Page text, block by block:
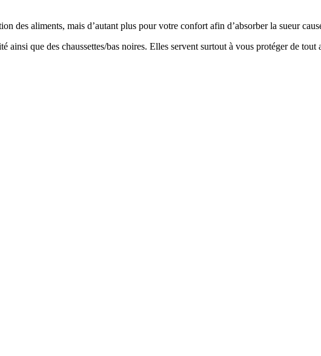
des aliments, mais d’autant plus pour votre confort afin d’absorber la sueur
ainsi que des chaussettes/bas noires. Elles servent surtout à vous protéger de